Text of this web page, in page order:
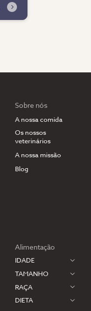
Sobre nós
A nossa comida
Os nossos
veterinários
A nossa missão
Blog
Alimentação
IDADE
TAMANHO
RAÇA
DIETA